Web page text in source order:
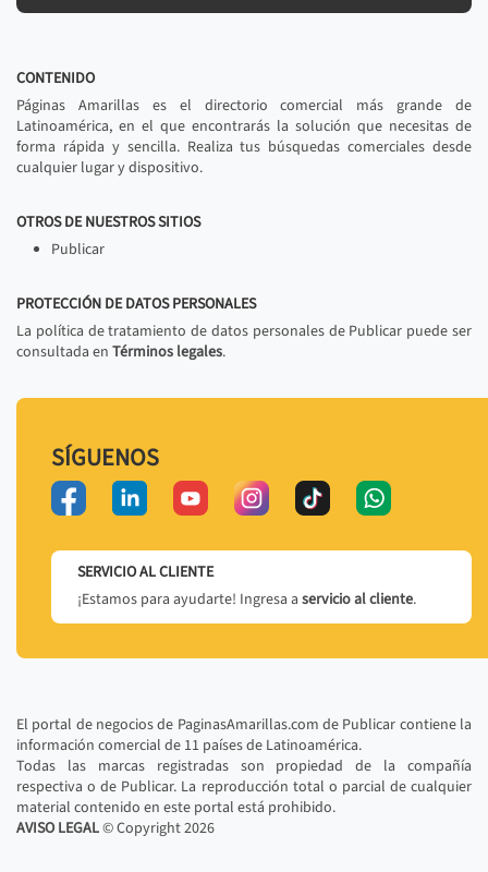
CONTENIDO
Páginas Amarillas es el directorio comercial más grande de
Latinoamérica, en el que encontrarás la solución que necesitas de
forma rápida y sencilla. Realiza tus búsquedas comerciales desde
cualquier lugar y dispositivo.
OTROS DE NUESTROS SITIOS
Publicar
PROTECCIÓN DE DATOS PERSONALES
La política de tratamiento de datos personales de Publicar puede ser
consultada en Términos legales.
SÍGUENOS
SERVICIO AL CLIENTE
¡Estamos para ayudarte! Ingresa a servicio al cliente.
El portal de negocios de PaginasAmarillas.com de Publicar contiene la
información comercial de 11 países de Latinoamérica.
Todas las marcas registradas son propiedad de la compañía
respectiva o de Publicar. La reproducción total o parcial de cualquier
material contenido en este portal está prohibido.
AVISO LEGAL© Copyright2026